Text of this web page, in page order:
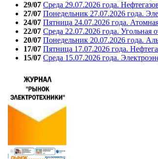
29/07 Среда 29.07.2026 года.
27/07 Понедельник 27.07.2026 года.
24/07 Пятница 24.07.2026 года.
22/07 Среда 22.07.2026 года. Угольная
20/07 Понедельник 20.07.2026 года.
17/07 Пятница 17.07.2026 года.
15/07 Среда 15.07.2026 года.